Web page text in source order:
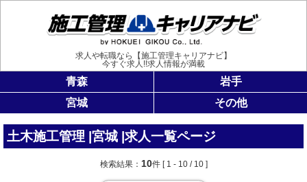
求人や転職なら【施工管理キャリアナビ】
今すぐ求人!!求人情報が満載
青森
岩手
宮城
その他
土木施工管理 |宮城 |求人一覧ページ
検索結果： 10件 [ 1 - 10 / 10 ]